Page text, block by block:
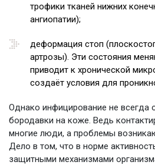
трофики тканей нижних
ангиопатии);
деформация стоп
артрозы). Эти состояния
приводит к хронической
создаёт условия для
Однако инфицирование не всегда
бородавки на коже. Ведь
многие люди, а проблемы
Дело в том, что в норме
защитными механизмами